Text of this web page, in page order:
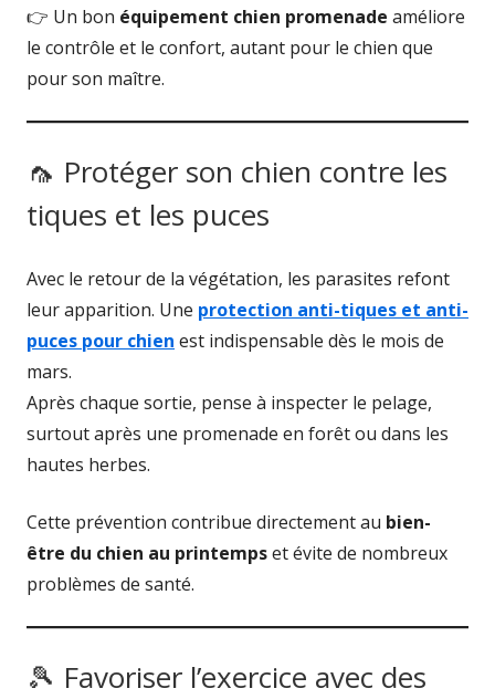
👉 Un bon équipement chien promenade améliore
le contrôle et le confort, autant pour le chien que
pour son maître.
🦟 Protéger son chien contre les
tiques et les puces
Avec le retour de la végétation, les parasites refont
leur apparition. Une protection anti-tiques et anti-
puces pour chien est indispensable dès le mois de
mars.
Après chaque sortie, pense à inspecter le pelage,
surtout après une promenade en forêt ou dans les
hautes herbes.
Cette prévention contribue directement au bien-
être du chien au printempset évite de nombreux
problèmes de santé.
🎾 Favoriser l’exercice avec des